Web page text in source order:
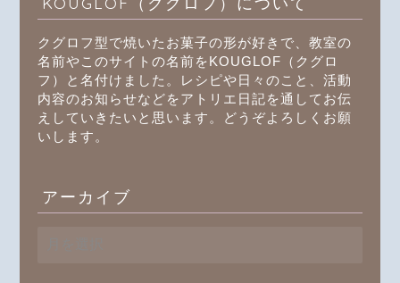
クグロフ型で焼いたお菓子の形が好きで、教室の
名前やこのサイトの名前をKOUGLOF（クグロ
フ）と名付けました。レシピや日々のこと、活動
内容のお知らせなどをアトリエ日記を通してお伝
えしていきたいと思います。どうぞよろしくお願
いします。
アーカイブ